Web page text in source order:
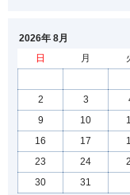
2026年 8月
日
月
2
3
9
10
16
17
23
24
30
31